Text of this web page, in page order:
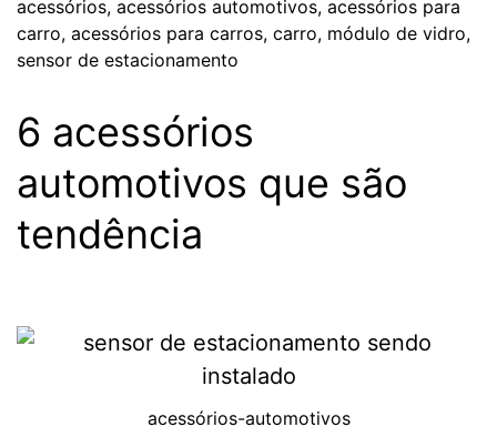
acessórios, acessórios automotivos, acessórios para
carro, acessórios para carros, carro, módulo de vidro,
sensor de estacionamento
6 acessórios
automotivos que são
tendência
acessórios-automotivos